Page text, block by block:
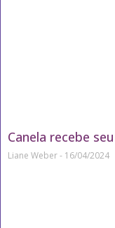
Canela recebe
Liane Weber 16/04/2024